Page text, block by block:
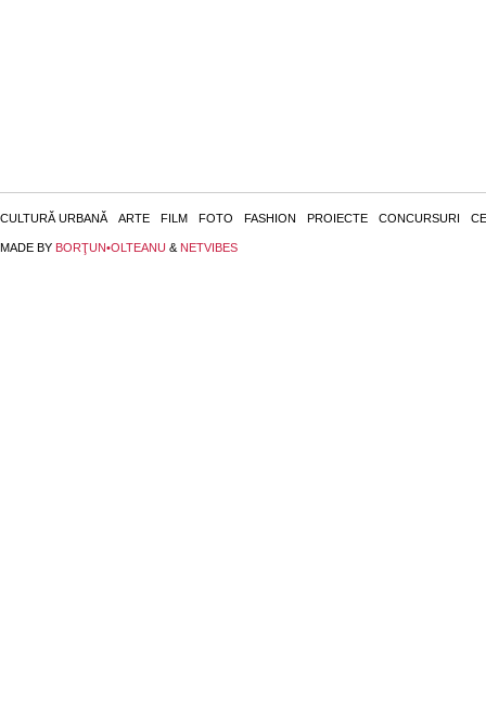
CULTURĂ URBANĂ ARTE FILM FOTO FASHION PROIECTE CONCURSURI
MADE BY BORŢUN•OLTEANU & NETVIBES